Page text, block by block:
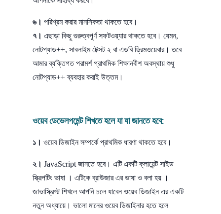
৬। পরিশ্রম করার মানসিকতা থাকতে হবে।
৭। এছাড়া কিছু গুরুত্বপূর্ণ সফটওয়্যার থাকতে হবে। যেমন,
নোটপ্যাড++, সাবলাইম টেক্সট ২ বা এডবি ড্রিমওয়েবার। তবে
আমার ব্যক্তিগত পরামর্শ প্রাথমিক শিক্ষানবীশ অবস্থায় শুধু
নোটপ্যাড++ ব্যবহার করাই উত্তম।
ওয়েব ডেভেলপমেন্ট শিখতে হলে যা যা জানতে হবে:
১। ওয়েব ডিজাইন সম্পর্কে প্রাথমিক ধারণা থাকতে হবে।
২। JavaScript জানতে হবে। এটি একটি ক্লায়েন্ট সাইড
স্ক্রিপটিং ভাষা । এটিকে ব্রাউজার এর ভাষা ও বলা হয় ।
জাভাস্ক্রিপ্ট শিখলে আপনি চলে যাবেন ওয়েব ডিজাইন এর একটি
নতুন অধ্যায়ে। ভালো মানের ওয়েব ডিজাইনার হতে হলে